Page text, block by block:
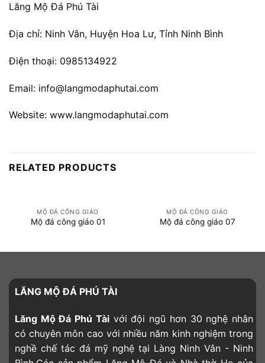
Lăng Mộ Đá Phú Tài
Địa chỉ: Ninh Vân, Huyện Hoa Lư, Tỉnh Ninh Bình
Điện thoại: 0985134922
Email: info@langmodaphutai.com
Website: www.langmodaphutai.com
RELATED PRODUCTS
MỘ ĐÁ CÔNG GIÁO
Mộ đá công giáo 01
MỘ ĐÁ CÔNG GIÁO
Mộ đá công giáo 07
LĂNG MỘ ĐÁ PHÚ TÀI
Lăng Mộ Đá Phú Tàivới đội ngũ hơn 30 nghệ nhân
có chuyên môn cao với nhiều năm kinh nghiệm trong
nghề chế tác đá mỹ nghệ tại Làng Ninh Vân - Ninh